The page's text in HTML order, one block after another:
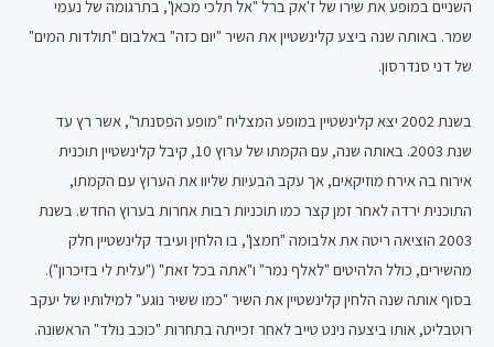
השניים במופע את שירו של ז'אק ברל "אל תלכי מכאן", בתרגומה של נעמי
שמר. באותה שנה ביצע קלינשטיין את השיר "יום כזה" באלבום "תולדות המים"
של דני סנדרסון.
בשנת 2002 יצא קלינשטיין במופע המצליח "מופע הפסנתר", אשר רץ עד
שנת 2003. באותה שנה, עם הקמתו של ערוץ 10, קיבל קלינשטיין תוכנית
אירוח בה אירח מוזיקאים, אך עקב הבעיות שליוו את הערוץ עם הקמתו,
התוכנית ירדה לאחר זמן קצר כמו תוכניות רבות אחרות בערוץ החדש. בשנת
2003 הוציאה ריטה את אלבומה "חמצן", בו הלחין ועיבד קלינשטיין חלק
מהשירים, כולל הלהיטים "לאלף נמר" ו"אתה בכל זאת" ("עלית לי בזיכרון").
בסוף אותה שנה הלחין קלינשטיין את השיר "כמו ששיר נוגע" למילותיו של יעקב
רוטבליט, אותו ביצעה נינט טייב לאחר זכייתה בתחרות "כוכב נולד" הראשונה.